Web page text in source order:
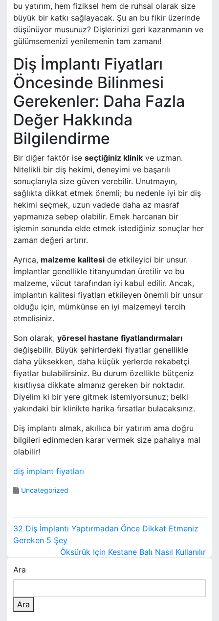
bu yatırım, hem fiziksel hem de ruhsal olarak size
büyük bir katkı sağlayacak. Şu an bu fikir üzerinde
düşünüyor musunuz? Dişlerinizi geri kazanmanın ve
gülümsemenizi yenilemenin tam zamanı!
Diş İmplantı Fiyatları
Öncesinde Bilinmesi
Gerekenler: Daha Fazla
Değer Hakkında
Bilgilendirme
Bir diğer faktör ise seçtiğiniz klinik ve uzman.
Nitelikli bir diş hekimi, deneyimi ve başarılı
sonuçlarıyla size güven verebilir. Unutmayın,
sağlıkta dikkat etmek önemli; bu nedenle iyi bir diş
hekimi seçmek, uzun vadede daha az masraf
yapmanıza sebep olabilir. Emek harcanan bir
işlemin sonunda elde etmek istediğiniz sonuçlar her
zaman değeri artırır.
Ayrıca, malzeme kalitesi de etkileyici bir unsur.
İmplantlar genellikle titanyumdan üretilir ve bu
malzeme, vücut tarafından iyi kabul edilir. Ancak,
implantın kalitesi fiyatları etkileyen önemli bir unsur
olduğu için, mümkünse en iyi malzemeyi tercih
etmelisiniz.
Son olarak, yöresel hastane fiyatlandırmaları
değişebilir. Büyük şehirlerdeki fiyatlar genellikle
daha yüksekken, daha küçük yerlerde rekabetçi
fiyatlar bulabilirsiniz. Bu durum özellikle bütçeniz
kısıtlıysa dikkate almanız gereken bir noktadır.
Diyelim ki bir yere gitmek istemiyorsunuz; belki
yakındaki bir klinikte harika fırsatlar bulacaksınız.
Diş implantı almak, akıllıca bir yatırım ama doğru
bilgileri edinmeden karar vermek size pahalıya mal
olabilir!
diş implant fiyatları
Uncategorized
Y
a
z
ı
g
32 Diş İmplantı Yaptırmadan Önce Dikkat Etmeniz
Gereken 5 Şey
Öksürük Için Kestane Balı Nasıl Kullanılır
Ara
Ara